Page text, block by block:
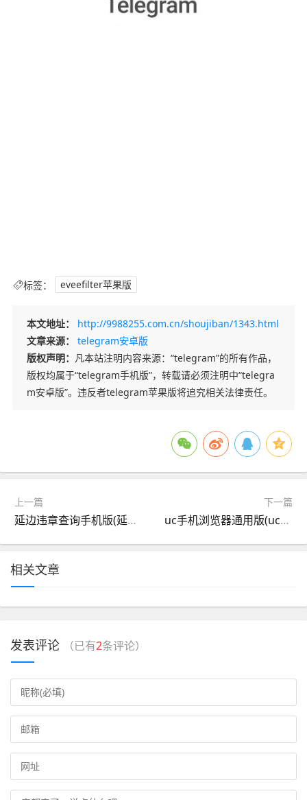
标签： eveefilter苹果版
本文地址：
http://9988255.com.cn/shoujiban/1343.html
文章来源：
telegram安卓版
版权声明： 凡本站注明内容来源：“telegram”的所有作品，
版权均属于“telegram手机版”，转载请必须注明中“telegra
m安卓版”。违反者telegram苹果版将追究相关法律责任。
上一篇
延边违章查询手机版(延吉违章查询官方网站)
下一篇
uc手机浏览器通用版(uc浏览器2016手机版)
相关文章
发表评论 （已有2条评论）